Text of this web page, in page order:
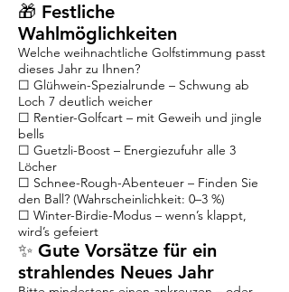
🎁 Festliche
Wahlmöglichkeiten
Welche weihnachtliche Golfstimmung passt
dieses Jahr zu Ihnen?
☐ Glühwein-Spezialrunde – Schwung ab
Loch 7 deutlich weicher
☐ Rentier-Golfcart – mit Geweih und jingle
bells
☐ Guetzli-Boost – Energiezufuhr alle 3
Löcher
☐ Schnee-Rough-Abenteuer – Finden Sie
den Ball? (Wahrscheinlichkeit: 0–3 %)
☐ Winter-Birdie-Modus – wenn’s klappt,
wird’s gefeiert
✨ Gute Vorsätze für ein
strahlendes Neues Jahr